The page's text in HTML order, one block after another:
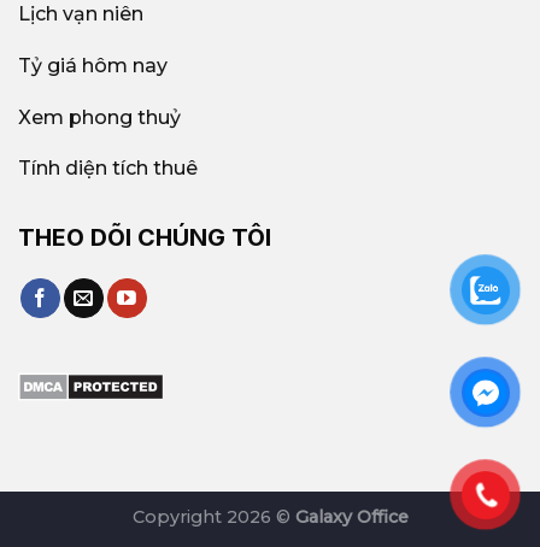
Lịch vạn niên
Tỷ giá hôm nay
Xem phong thuỷ
Tính diện tích thuê
THEO DÕI CHÚNG TÔI
Copyright 2026 © Galaxy Office